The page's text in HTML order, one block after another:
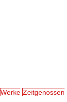
Werke Zeitgenossen